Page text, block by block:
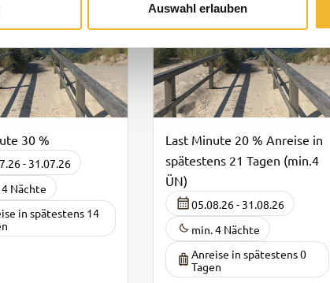
Auswahl erlauben
30 %
- 31.07.26
Nächte
in spätestens 14
Last Minute 20 % Anreise in
spätestens 21 Tagen (min.4
ÜN)
05.08.26 - 31.08.26
min. 4 Nächte
Anreise in spätestens 0
Tagen